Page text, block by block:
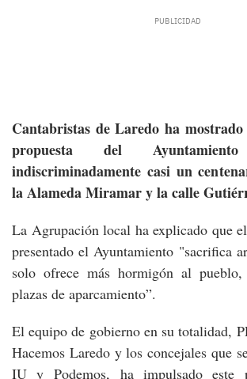
Cantabristas de Laredo ha
propuesta del
indiscriminadamente casi un
la Alameda Miramar y la calle
La Agrupación local ha explicado que
presentado el Ayuntamiento "sacrifica
solo ofrece más hormigón al
plazas de aparcamiento”.
El equipo de gobierno en su totalidad,
Hacemos Laredo y los concejales que
IU y Podemos, ha impulsado este